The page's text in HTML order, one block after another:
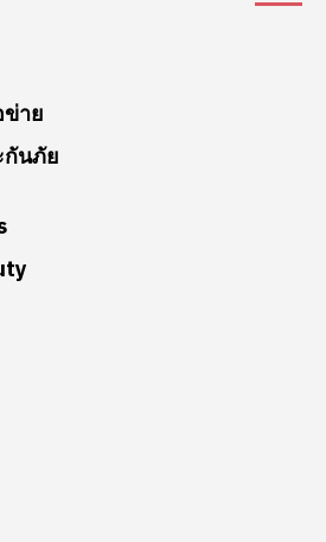
ข่าย
นภัย